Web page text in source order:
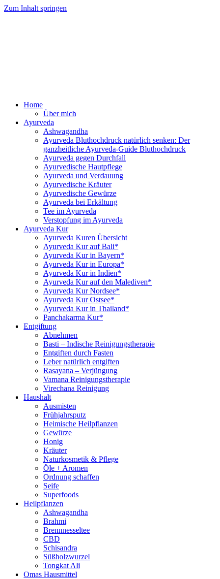
Zum Inhalt springen
Home
Über mich
Ayurveda
Ashwagandha
Ayurveda Bluthochdruck natürlich senken: Der
ganzheitliche Ayurveda-Guide Bluthochdruck
Ayurveda gegen Durchfall
Ayurvedische Hautpflege
Ayurveda und Verdauung
Ayurvedische Kräuter
Ayurvedische Gewürze
Ayurveda bei Erkältung
Tee im Ayurveda
Verstopfung im Ayurveda
Ayurveda Kur
Ayurveda Kuren Übersicht
Ayurveda Kur auf Bali*
Ayurveda Kur in Bayern*
Ayurveda Kur in Europa*
Ayurveda Kur in Indien*
Ayurveda Kur auf den Malediven*
Ayurveda Kur Nordsee*
Ayurveda Kur Ostsee*
Ayurveda Kur in Thailand*
Panchakarma Kur*
Entgiftung
Abnehmen
Basti – Indische Reinigungstherapie
Entgiften durch Fasten
Leber natürlich entgiften
Rasayana – Verjüngung
Vamana Reinigungstherapie
Virechana Reinigung
Haushalt
Ausmisten
Frühjahrsputz
Heimische Heilpflanzen
Gewürze
Honig
Kräuter
Naturkosmetik & Pflege
Öle + Aromen
Ordnung schaffen
Seife
Superfoods
Heilpflanzen
Ashwagandha
Brahmi
Brennnesseltee
CBD
Schisandra
Süßholzwurzel
Tongkat Ali
Omas Hausmittel